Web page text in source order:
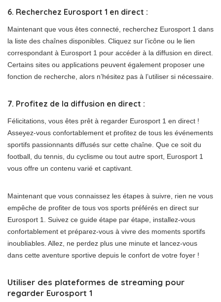
6. Recherchez Eurosport 1 en direct :
Maintenant que vous êtes connecté, recherchez Eurosport 1 dans
la liste des chaînes disponibles. Cliquez sur l’icône ou le lien
correspondant à Eurosport 1 pour accéder à la diffusion en direct.
Certains sites ou applications peuvent également proposer une
fonction de recherche, alors n’hésitez pas à l’utiliser si nécessaire.
7. Profitez de la diffusion en direct :
Félicitations, vous êtes prêt à regarder Eurosport 1 en direct !
Asseyez-vous confortablement et profitez de tous les événements
sportifs passionnants diffusés sur cette chaîne. Que ce soit du
football, du tennis, du cyclisme ou tout autre sport, Eurosport 1
vous offre un contenu varié et captivant.
Maintenant que vous connaissez les étapes à suivre, rien ne vous
empêche de profiter de tous vos sports préférés en direct sur
Eurosport 1. Suivez ce guide étape par étape, installez-vous
confortablement et préparez-vous à vivre des moments sportifs
inoubliables. Allez, ne perdez plus une minute et lancez-vous
dans cette aventure sportive depuis le confort de votre foyer !
Utiliser des plateformes de streaming pour
regarder Eurosport 1